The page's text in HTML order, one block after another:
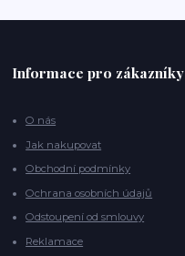
Doprava
Informace pro zákazníky
O nás
Jak nakupovat
Obchodní podmínky
Ochrana osobních údajů
Odstoupení od smlouvy
Reklamace